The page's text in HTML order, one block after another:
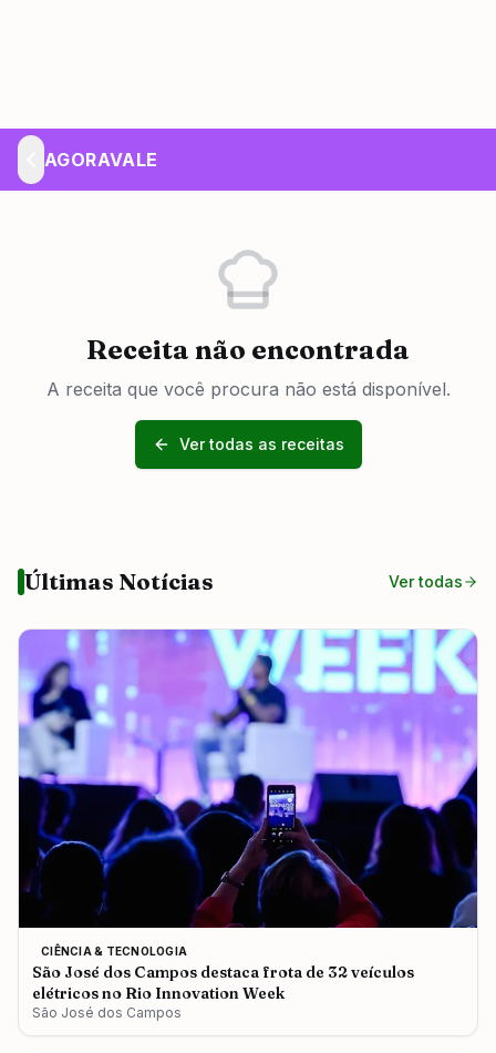
AGORAVALE
Receita não encontrada
A receita que você procura não está disponível.
Ver todas as receitas
Últimas Notícias Ver todas
CIÊNCIA & TECNOLOGIA
São José dos Campos destaca frota de 32 veículos
elétricos no Rio Innovation Week
São José dos Campos